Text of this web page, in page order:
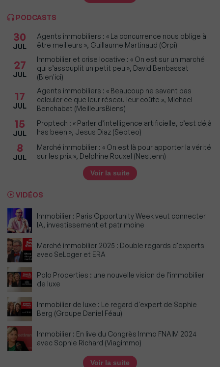
PODCASTS
30
JUL
Agents immobiliers : « La concurrence nous oblige à
être meilleurs », Guillaume Martinaud (Orpi)
27
JUL
Immobilier et crise locative : « On est sur un marché
qui s’assouplit un petit peu », David Benbassat
(Bien'ici)
17
JUL
Agents immobiliers : « Beaucoup ne savent pas
calculer ce que leur réseau leur coûte », Michael
Benchabat (MeilleursBiens)
15
JUL
Proptech : « Parler d’intelligence artificielle, c’est déjà
has been », Jesus Diaz (Septeo)
8
JUL
Marché immobilier : « On est là pour apporter la vérité
sur les prix », Delphine Rouxel (Nestenn)
Voir la suite
VIDÉOS
Immobilier : Paris Opportunity Week veut connecter
IA, investissement et patrimoine
Marché immobilier 2025 : Double regards d'experts
avec SeLoger et ERA
Polo Properties : une nouvelle vision de l’immobilier
de luxe
Immobilier de luxe : Le regard d'expert de Sophie
Berg (Groupe Daniel Féau)
Immobilier : En live du Congrès Immo FNAIM 2024
avec Sophie Richard (Viagimmo)
Voir la suite